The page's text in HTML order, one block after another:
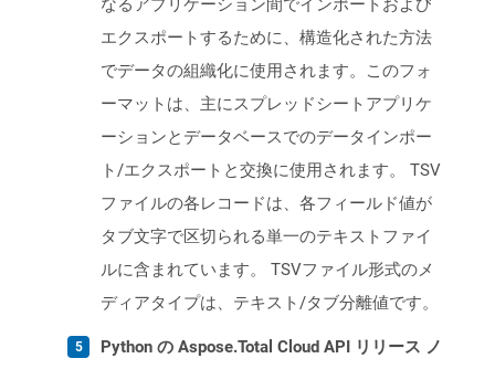
なるアプリケーション間でインポートおよび
エクスポートするために、構造化された方法
でデータの組織化に使用されます。このフォ
ーマットは、主にスプレッドシートアプリケ
ーションとデータベースでのデータインポー
ト/エクスポートと交換に使用されます。 TSV
ファイルの各レコードは、各フィールド値が
タブ文字で区切られる単一のテキストファイ
ルに含まれています。 TSVファイル形式のメ
ディアタイプは、テキスト/タブ分離値です。
Python の Aspose.Total Cloud API リリース ノ